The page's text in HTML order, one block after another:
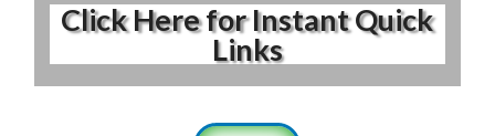
Click Here for Instant Quick
Links